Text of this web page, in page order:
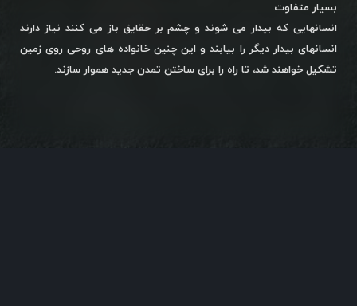
بسیار متفاوت.
انسانهایی که بیدار می شوند و چشم بر حقایق باز می کنند نیاز دارند
انسانهای بیدار دیگر را بیابند و این چنین خانواده های روحی روی زمین
تشکیل خواهند شد، تا راه را برای ساختن تمدن جدید هموار سازند.